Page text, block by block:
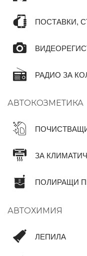
ПОСТАВКИ,
РАДИО ЗА
АВТОКОЗМЕТИКА
ЗА
ПОЛИРАЩИ
АВТОХИМИЯ
ЛЕПИЛА